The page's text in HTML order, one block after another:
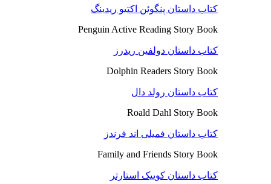
کتاب داستان پنگوئن اکتیو ریدینگ
Penguin Active Reading Story Book
کتاب داستان دولفین ریدرز
Dolphin Readers Story Book
کتاب داستان رولد دال
Roald Dahl Story Book
کتاب داستان فمیلی اند فرندز
Family and Friends Story Book
کتاب داستان کوییک استارتر